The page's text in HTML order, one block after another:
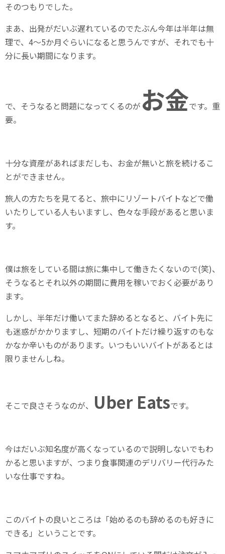
そのつもりでした。
まあ、出発がだいぶ遅れているのでたぶん今年は半年は無
理で、4～5か月ぐらいになると思うんですが、それでも十
分に長い期間になります。
で、そうなると問題になってくるのが お金です。重
要。
十分な資産があればまだしも、お金が無いと旅を続けるこ
とができません。
旅人の方たちを見てると、旅中にリゾートバイトなどで働
いたりしている人もいますし、色々な手段があると思いま
す。
僕は旅をしている間は旅に集中して働きたくないので(笑)、
そうなるとそれ以外の期間に費用を稼いでおく必要があり
ます。
しかし、半年だけ働いてまた辞めるとなると、バイト先に
も迷惑がかかりますし、短期のバイトだけ繰り返すのもな
かなか辛いものがあります。いつもいいバイトがあるとは
限りませんしね。
そこで良さそうなのが、 Uber Eatsです。
今はだいぶ知名度が高くなっているので説明しないでもわ
かると思いますが、つまり食事関連のデリバリー代行みた
いな仕事ですね。
このバイトの良いところは「始めるのも辞めるのも好きに
できる」ということです。